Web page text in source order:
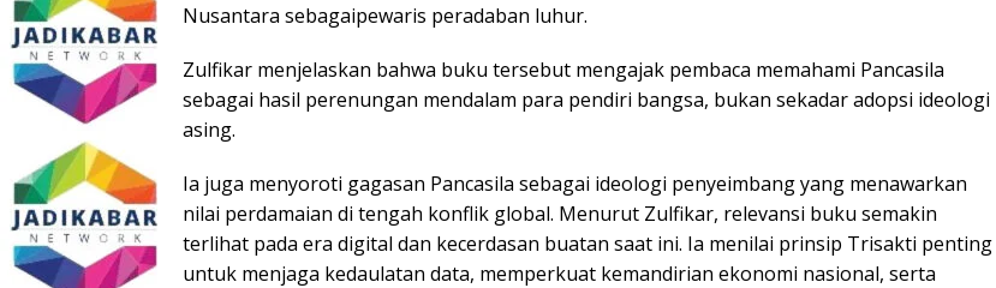
Nusantara sebagaipewaris peradaban luhur.
Zulfikar menjelaskan bahwa buku tersebut mengajak pembaca memahami Pancasila
sebagai hasil perenungan mendalam para pendiri bangsa, bukan sekadar adopsi ideologi
asing.
Ia juga menyoroti gagasan Pancasila sebagai ideologi penyeimbang yang menawarkan
nilai perdamaian di tengah konflik global. Menurut Zulfikar, relevansi buku semakin
terlihat pada era digital dan kecerdasan buatan saat ini. Ia menilai prinsip Trisakti penting
untuk menjaga kedaulatan data, memperkuat kemandirian ekonomi nasional, serta